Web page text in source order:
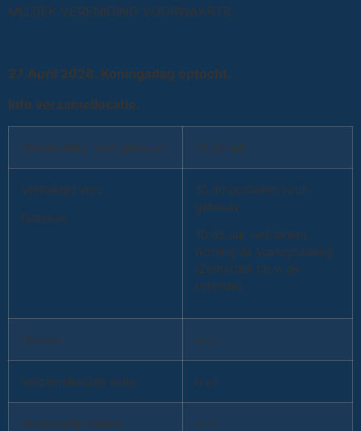
MUZIEK VERENIGING VOORWAARTS.
27 April 2026. Koningsdag optocht.
Info verzamellocatie.
Verzameltijd vmc gebouw. 10.30 uur
Vertrektijd vmc
Gebouw.
10.40 opstellen voor
gebouw.
10:45 uur vertrekken
richting de startopstelling
(Zomerdijk t.h.v. de
rotonde).
Vervoer. n.v.t
Verzamellocatie elder. n.v.t
Verzameltijd elders n.v.t